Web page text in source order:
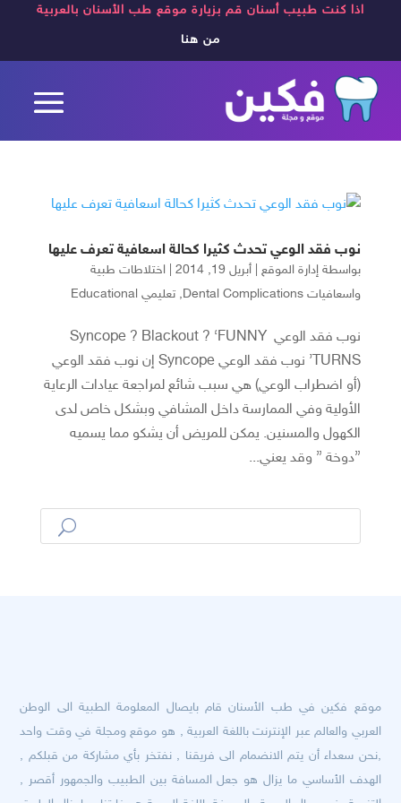
اذا كنت طبيب أسنان قم بزيارة موقع طب الأسنان بالعربية
من هنا
نوب فقد الوعي تحدث كثيرا كحالة اسعافية تعرف عليها
بواسطة إدارة الموقع| أبريل 19, 2014 | اختلاطات طبية
واسعافيات Dental Complications
, تعليمي Educational
نوب فقد الوعي Syncope ? Blackout ? ‘FUNNY
TURNS’ نوب فقد الوعي Syncope إن نوب فقد الوعي
(أو اضطراب الوعي) هي سبب شائع لمراجعة عيادات الرعاية
الأولية وفي الممارسة داخل المشافي وبشكل خاص لدى
الكهول والمسنين. يمكن للمريض أن يشكو مما يسميه
”دوخة ” وقد يعني...
موقع فكين في طب الأسنان قام بايصال المعلومة الطبية الى الوطن
العربي والعالم عبر الإنترنت باللغة العربية , هو موقع ومجلة في وقت واحد
,نحن سعداء أن يتم الانضمام الى فريقنا , نفتخر بأي مشاركة من قبلكم ,
الهدف الأساسي ما يزال هو جعل المسافة بين الطبيب والجمهور أقصر ,